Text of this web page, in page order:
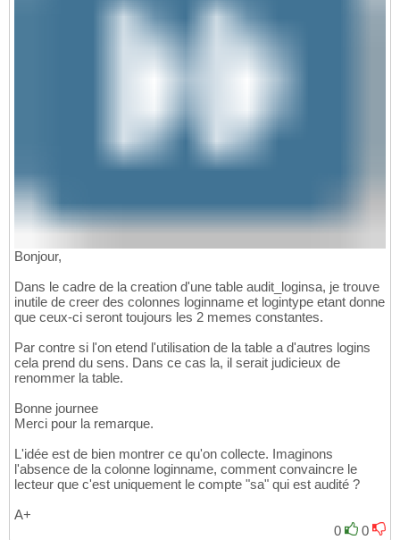
Bonjour,
Dans le cadre de la creation d'une table audit_loginsa, je trouve
inutile de creer des colonnes loginname et logintype etant donne
que ceux-ci seront toujours les 2 memes constantes.
Par contre si l'on etend l'utilisation de la table a d'autres logins
cela prend du sens. Dans ce cas la, il serait judicieux de
renommer la table.
Bonne journee
Merci pour la remarque.
L'idée est de bien montrer ce qu'on collecte. Imaginons
l'absence de la colonne loginname, comment convaincre le
lecteur que c'est uniquement le compte "sa" qui est audité ?
A+
0
0